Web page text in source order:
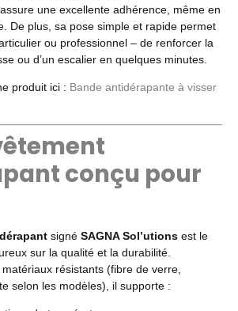
une excellente adhérence, même en
De plus, sa pose simple et rapide permet
ou professionnel – de renforcer la
ou d’un escalier en quelques minutes.
produit ici : Bande antidérapante à visser
conçu pour
signé SAGNA Sol’utions est le
sur la qualité et la durabilité.
résistants (fibre de verre,
selon les modèles), il supporte :